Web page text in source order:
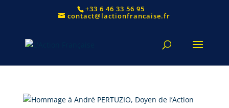
+33 6 46 33 56 95
contact@lactionfrancaise.fr